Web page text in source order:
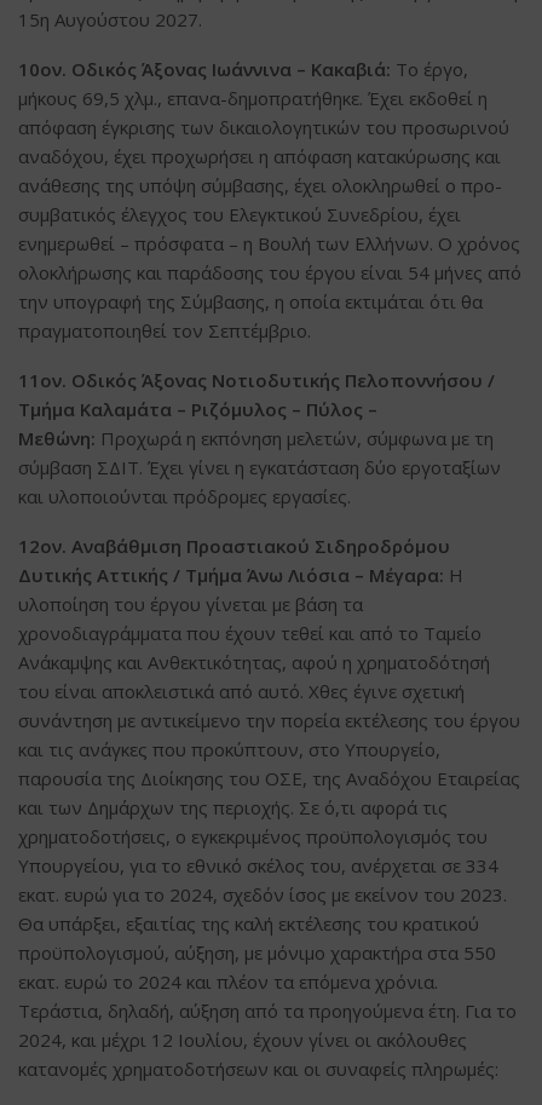
15η Αυγούστου 2027.
10ον. Οδικός Άξονας Ιωάννινα – Κακαβιά: Το έργο,
μήκους 69,5 χλμ., επανα-δημοπρατήθηκε. Έχει εκδοθεί η
απόφαση έγκρισης των δικαιολογητικών του προσωρινού
αναδόχου, έχει προχωρήσει η απόφαση κατακύρωσης και
ανάθεσης της υπόψη σύμβασης, έχει ολοκληρωθεί ο προ-
συμβατικός έλεγχος του Ελεγκτικού Συνεδρίου, έχει
ενημερωθεί – πρόσφατα – η Βουλή των Ελλήνων. Ο χρόνος
ολοκλήρωσης και παράδοσης του έργου είναι 54 μήνες από
την υπογραφή της Σύμβασης, η οποία εκτιμάται ότι θα
πραγματοποιηθεί τον Σεπτέμβριο.
11ον. Οδικός Άξονας Νοτιοδυτικής Πελοποννήσου /
Τμήμα Καλαμάτα – Ριζόμυλος – Πύλος –
Μεθώνη: Προχωρά η εκπόνηση μελετών, σύμφωνα με τη
σύμβαση ΣΔΙΤ. Έχει γίνει η εγκατάσταση δύο εργοταξίων
και υλοποιούνται πρόδρομες εργασίες.
12ον. Αναβάθμιση Προαστιακού Σιδηροδρόμου
Δυτικής Αττικής / Τμήμα Άνω Λιόσια – Μέγαρα: Η
υλοποίηση του έργου γίνεται με βάση τα
χρονοδιαγράμματα που έχουν τεθεί και από το Ταμείο
Ανάκαμψης και Ανθεκτικότητας, αφού η χρηματοδότησή
του είναι αποκλειστικά από αυτό. Χθες έγινε σχετική
συνάντηση με αντικείμενο την πορεία εκτέλεσης του έργου
και τις ανάγκες που προκύπτουν, στο Υπουργείο,
παρουσία της Διοίκησης του ΟΣΕ, της Αναδόχου Εταιρείας
και των Δημάρχων της περιοχής. Σε ό,τι αφορά τις
χρηματοδοτήσεις, ο εγκεκριμένος προϋπολογισμός του
Υπουργείου, για το εθνικό σκέλος του, ανέρχεται σε 334
εκατ. ευρώ για το 2024, σχεδόν ίσος με εκείνον του 2023.
Θα υπάρξει, εξαιτίας της καλή εκτέλεσης του κρατικού
προϋπολογισμού, αύξηση, με μόνιμο χαρακτήρα στα 550
εκατ. ευρώ το 2024 και πλέον τα επόμενα χρόνια.
Τεράστια, δηλαδή, αύξηση από τα προηγούμενα έτη. Για το
2024, και μέχρι 12 Ιουλίου, έχουν γίνει οι ακόλουθες
κατανομές χρηματοδοτήσεων και οι συναφείς πληρωμές: